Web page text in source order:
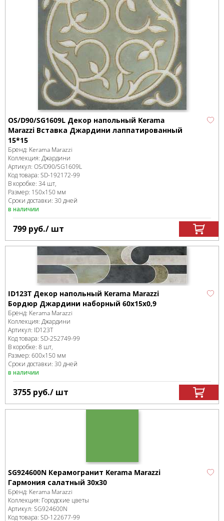
OS/D90/SG1609L Декор напольный Kerama
Marazzi Вставка Джардини лаппатированный
15*15
Бренд: Kerama Marazzi
Коллекция: Джардини
Артикул: OS/D90/SG1609L
Код товара: SD-192172-99
В коробке: 34 шт,
Размер: 150x150 мм
Сроки доставки: 30 дней
в наличии
799 руб./ шт
ID123T Декор напольный Kerama Marazzi
Бордюр Джардини наборный 60x15x0,9
Бренд: Kerama Marazzi
Коллекция: Джардини
Артикул: ID123T
Код товара: SD-252749-99
В коробке: 8 шт,
Размер: 600x150 мм
Сроки доставки: 30 дней
в наличии
3755 руб./ шт
SG924600N Керамогранит Kerama Marazzi
Гармония салатный 30х30
Бренд: Kerama Marazzi
Коллекция: Городские цветы
Артикул: SG924600N
Код товара: SD-122677-99